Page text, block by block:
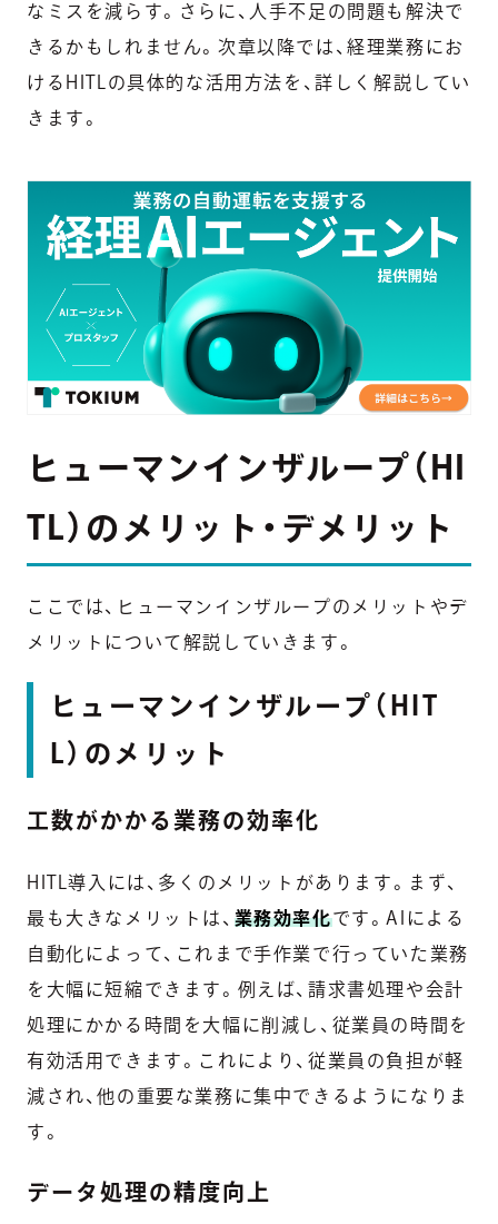
なミスを減らす。さらに、人手不足の問題も解決で
きるかもしれません。次章以降では、経理業務にお
けるHITLの具体的な活用方法を、詳しく解説してい
きます。
ヒューマンインザループ（HI
TL）のメリット・デメリット
ここでは、ヒューマンインザループのメリットやデ
メリットについて解説していきます。
ヒューマンインザループ（HIT
L）のメリット
工数がかかる業務の効率化
HITL導入には、多くのメリットがあります。まず、
最も大きなメリットは、 業務効率化です。AIによる
自動化によって、これまで手作業で行っていた業務
を大幅に短縮できます。例えば、請求書処理や会計
処理にかかる時間を大幅に削減し、従業員の時間を
有効活用できます。これにより、従業員の負担が軽
減され、他の重要な業務に集中できるようになりま
す。
データ処理の精度向上